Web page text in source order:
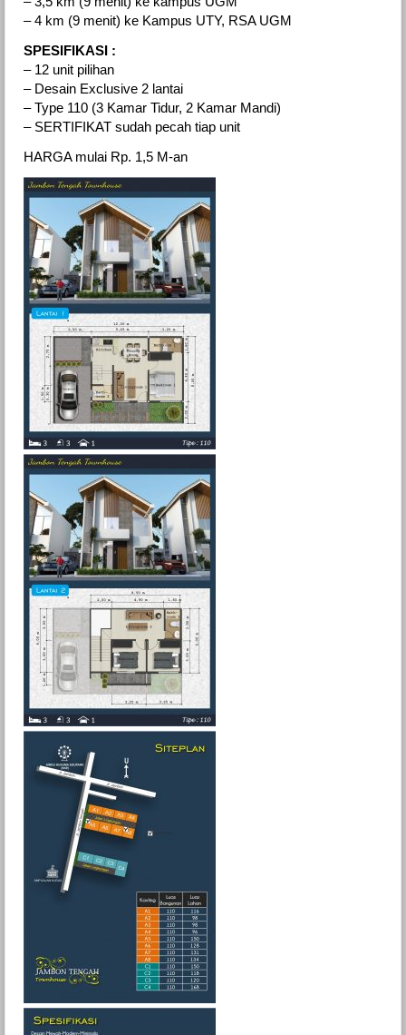
– 4 km (9 menit) ke Kampus UTY, RSA UGM
SPESIFIKASI :
– 12 unit pilihan
– Desain Exclusive 2 lantai
– Type 110 (3 Kamar Tidur, 2 Kamar Mandi)
– SERTIFIKAT sudah pecah tiap unit
HARGA mulai Rp. 1,5 M-an